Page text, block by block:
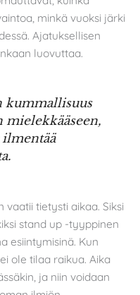
minkä vuoksi järki
Ajatuksellisen
luovuttaa.
kummallisuus
vaatii tietysti aikaa. Siksi
stand up -tyyppinen
esiintymisinä. Kun
ole tilaa raikua. Aika
ja niin voidaan